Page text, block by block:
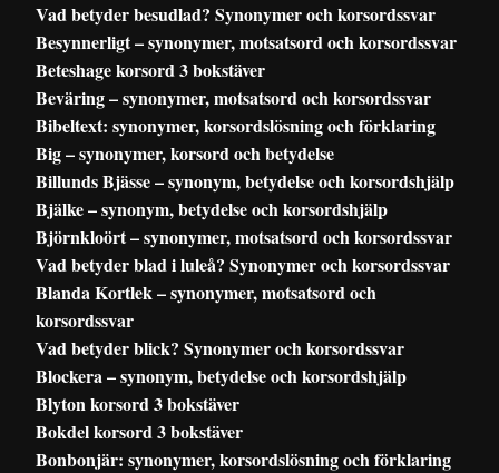
Vad betyder besudlad? Synonymer och korsordssvar
Besynnerligt – synonymer, motsatsord och korsordssvar
Beteshage korsord 3 bokstäver
Beväring – synonymer, motsatsord och korsordssvar
Bibeltext: synonymer, korsordslösning och förklaring
Big – synonymer, korsord och betydelse
Billunds Bjässe – synonym, betydelse och korsordshjälp
Bjälke – synonym, betydelse och korsordshjälp
Björnkloört – synonymer, motsatsord och korsordssvar
Vad betyder blad i luleå? Synonymer och korsordssvar
Blanda Kortlek – synonymer, motsatsord och
korsordssvar
Vad betyder blick? Synonymer och korsordssvar
Blockera – synonym, betydelse och korsordshjälp
Blyton korsord 3 bokstäver
Bokdel korsord 3 bokstäver
Bonbonjär: synonymer, korsordslösning och förklaring